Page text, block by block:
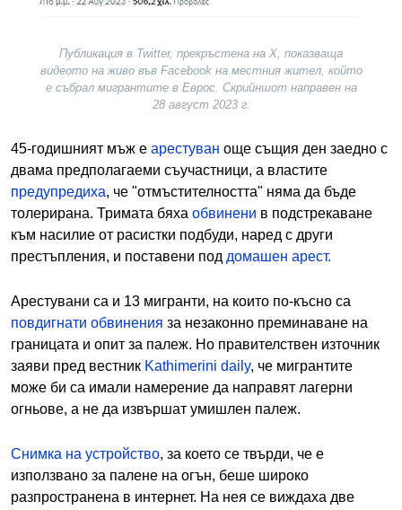
Публикация в Twitter, прекръстена на X, показваща
видеото на живо във Facebook на местния жител, който
е събрал мигрантите в Еврос. Скрийншот направен на
28 август 2023 г.
45-годишният мъж е арестуван още същия ден заедно с
двама предполагаеми съучастници, а властите
предупредиха, че "отмъстителността" няма да бъде
толерирана. Тримата бяха обвинени в подстрекаване
към насилие от расистки подбуди, наред с други
престъпления, и поставени под домашен арест.
Арестувани са и 13 мигранти, на които по-късно са
повдигнати обвинения за незаконно преминаване на
границата и опит за палеж. Но правителствен източник
заяви пред вестник Kathimerini daily, че мигрантите
може би са имали намерение да направят лагерни
огньове, а не да извършат умишлен палеж.
Снимка на устройство, за което се твърди, че е
използвано за палене на огън, беше широко
разпространена в интернет. На нея се виждаха две